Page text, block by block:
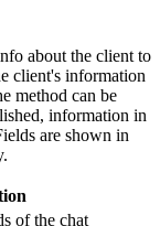
about the client to
client's information
method can be
information in
are shown in
of the chat